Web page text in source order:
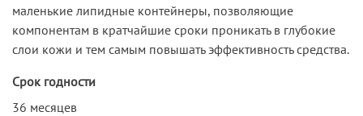
маленькие липидные контейнеры, позволяющие
компонентам в кратчайшие сроки проникать в глубокие
слои кожи и тем самым повышать эффективность средства.
Срок годности
36 месяцев